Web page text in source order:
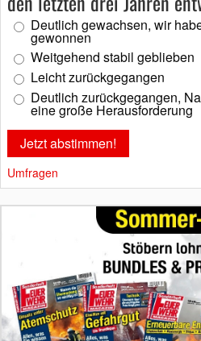
Deutlich gewachsen, wir
gewonnen
Weitgehend stabil geblieben
Leicht zurückgegangen
Deutlich zurückgegangen,
eine große Herausforderung
Umfragen